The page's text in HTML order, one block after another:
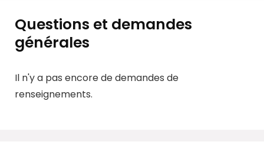
Questions et demandes
générales
Il n'y a pas encore de demandes de
renseignements.